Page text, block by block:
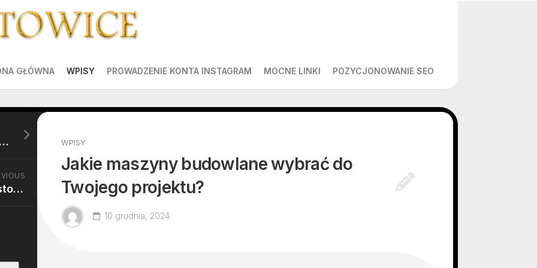
GŁÓWNA WPISY PROWADZENIE KONTA INSTAGRAM MOCNE LINKI POZYCJONOWANIE SEO
WPISY
Jakie maszyny budowlane wybrać do
Twojego projektu?
10 grudnia, 2024
Ładowarki teleskopowe czy przegubowe – która lepsza?
Koparki na usługi – zastosowanie w małych i dużych projektach.